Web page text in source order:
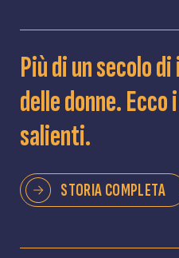
Più di un secolo
delle donne.
salienti.
STORIA COMPLETA